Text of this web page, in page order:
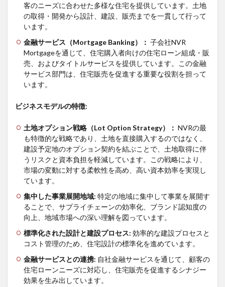
客のニーズに合わせた多様な住宅を提供しています。土地
の取得・開発から設計、建設、販売までを一貫して行って
います。
金融サービス（Mortgage Banking）： 子会社NVR
Mortgageを通じて、住宅購入者向けの住宅ローン組成・販
売、およびタイトルサービスを提供しています。この金融
サービス部門は、住宅販売を促進する重要な役割を担って
います。
ビジネスモデルの特徴:
土地オプション戦略（Lot Option Strategy）： NVRの最
も特徴的な戦略であり、土地を直接購入するのではなく、
建設予定地のオプション契約を結ぶことで、土地取得に伴
うリスクと資本負担を軽減しています。この戦略により、
市場の変動に対する柔軟性を高め、高い資本効率を実現し
ています。
集中した事業展開地域: 特定の地域に集中して事業を展開す
ることで、サプライチェーンの効率化、ブランド認知度の
向上、地域市場への深い理解を図っています。
標準化された設計と建設プロセス: 効率的な建設プロセスと
コスト管理のため、住宅設計の標準化を進めています。
金融サービスとの連携: 自社金融サービスを通じて、顧客の
住宅ローンニーズに対応し、住宅販売を促進するシナジー
効果を生み出しています。